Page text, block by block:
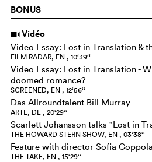
BONUS
i Vidéo
Video Essay: Lost in Translation &
FILM RADAR, EN , 10‘39‘‘
Video Essay: Lost in Translation -
doomed romance?
SCREENED, EN , 12‘56‘‘
Das Allroundtalent Bill Murray
ARTE, DE , 20‘29‘‘
Scarlett Johansson talks "Lost in
THE HOWARD STERN SHOW, EN , 03‘38‘‘
Feature with director Sofia Coppola
THE TAKE, EN , 15‘29‘‘